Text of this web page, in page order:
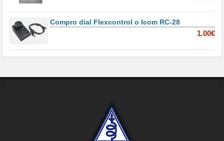
Compro dial Flexcontrol o Icom RC-28
1.00€